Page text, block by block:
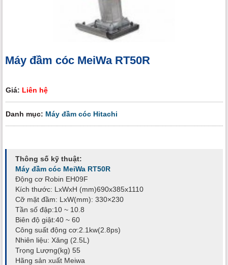
Máy đầm cóc MeiWa RT50R
Giá: Liên hệ
Danh mục: Máy đầm cóc Hitachi
Thông số kỹ thuật:
Máy đầm cóc MeiWa RT50R
Động cơ Robin EH09F
Kích thước: LxWxH (mm)690x385x1110
Cỡ mặt đầm: LxW(mm): 330×230
Tần số đập:10 ~ 10.8
Biên độ giật:40 ~ 60
Công suất động cơ:2.1kw(2.8ps)
Nhiên liệu: Xăng (2.5L)
Trọng Lượng(kg) 55
Hãng sản xuất Meiwa